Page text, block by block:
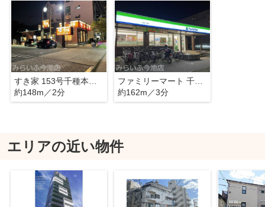
約148m／2分
ファミリーマート 千種一丁目店
約162m／3分
エリアの近い物件